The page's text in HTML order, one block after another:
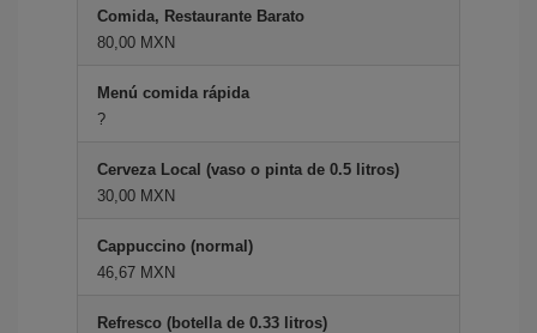
Comida, Restaurante Barato
80,00 MXN
Menú comida rápida
?
Cerveza Local (vaso o pinta de 0.5 litros)
30,00 MXN
Cappuccino (normal)
46,67 MXN
Refresco (botella de 0.33 litros)